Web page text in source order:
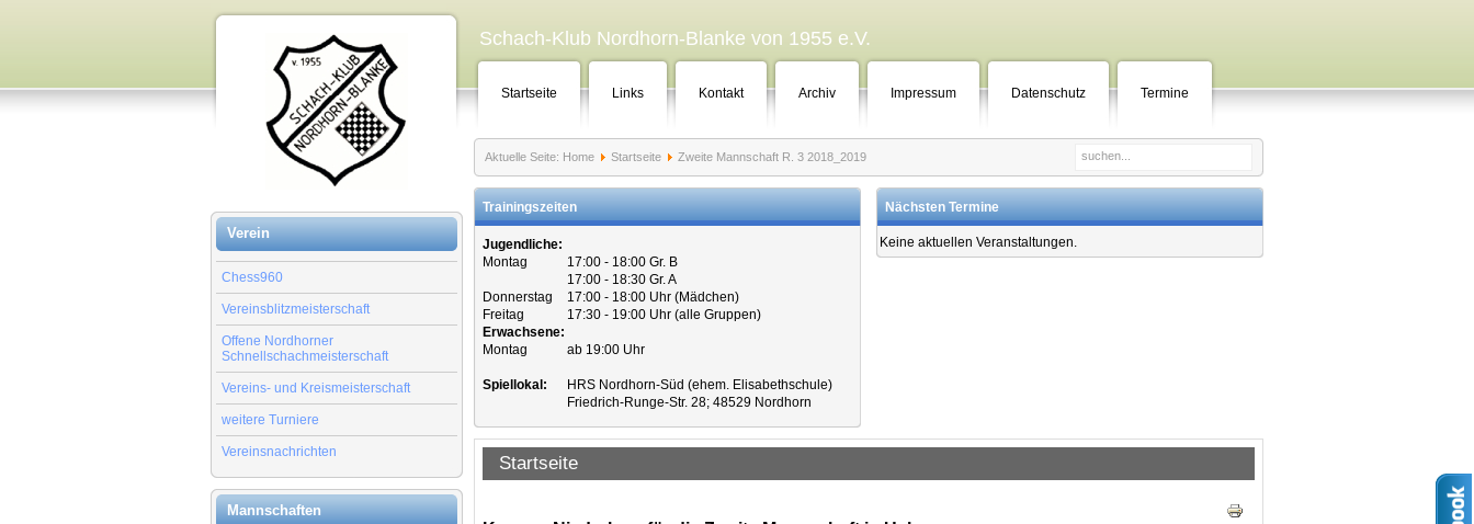
Verein
Chess960
Vereinsblitzmeisterschaft
Offene Nordhorner
Schnellschachmeisterschaft
Vereins- und Kreismeisterschaft
weitere Turniere
Vereinsnachrichten
Mannschaften
Schach-Klub Nordhorn-Blanke von 1955 e.V.
Startseite Links Kontakt Archiv Impressum Datenschutz Termine
Aktuelle Seite: Home Startseite Zweite Mannschaft R. 3 2018_2019
Trainingszeiten
Jugendliche:
Montag
17:00 - 18:00 Gr. B
17:00 - 18:30 Gr. A
Donnerstag
17:00 - 18:00 Uhr (Mädchen)
Freitag
17:30 - 19:00 Uhr (alle Gruppen)
Erwachsene:
Montag
ab 19:00 Uhr
Spiellokal:
HRS Nordhorn-Süd (ehem. Elisabethschule)
Friedrich-Runge-Str. 28; 48529 Nordhorn
Nächsten Termine
Keine aktuellen Veranstaltungen.
Startseite